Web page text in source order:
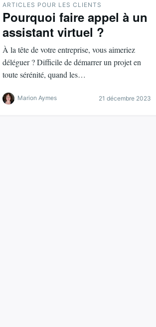
ARTICLES POUR LES CLIENTS
Pourquoi faire appel à un
assistant virtuel ?
À la tête de votre entreprise, vous aimeriez
déléguer ? Difficile de démarrer un projet en
toute sérénité, quand les…
Marion Aymes 21 décembre 2023